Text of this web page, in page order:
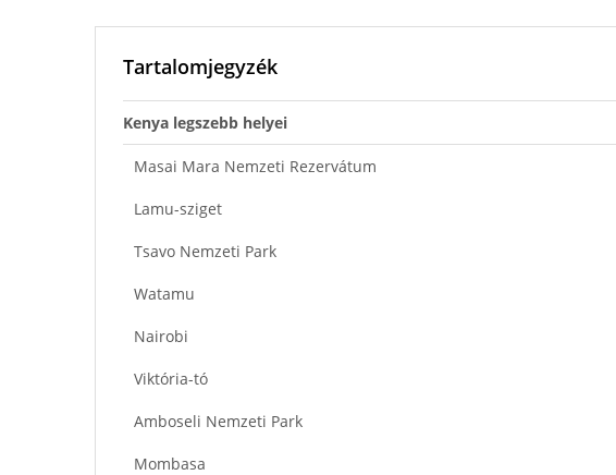
Tartalomjegyzék
Kenya legszebb helyei
Masai Mara Nemzeti Rezervátum
Lamu-sziget
Tsavo Nemzeti Park
Watamu
Nairobi
Viktória-tó
Amboseli Nemzeti Park
Mombasa